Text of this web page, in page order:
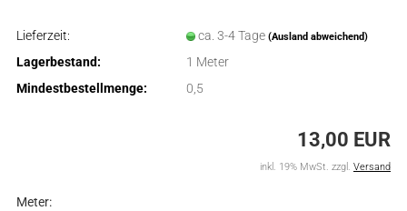
Lieferzeit: ca. 3-4 Tage (Ausland abweichend)
Lagerbestand: 1 Meter
Mindestbestellmenge:
0,5
13,00 EUR
inkl. 19% MwSt. zzgl. Versand
Meter: